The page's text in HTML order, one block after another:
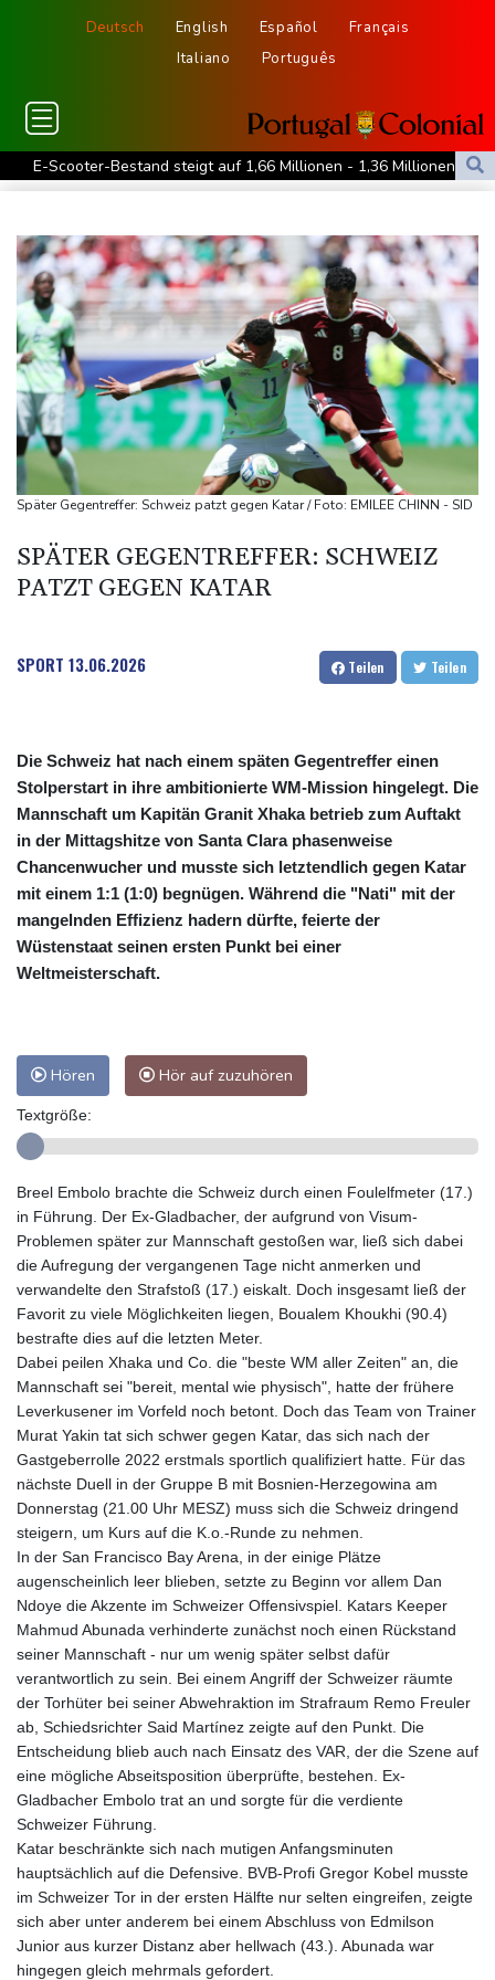
Deutsch English Español
Français
Italiano
Português
E-Scooter-Bestand steigt auf 1,66 Millionen - 1,36 Millionen in
Privatbesitz
Grünen-Politiker Janosch Dahmen fordert nationalen
Hitzeschutzplan
Erneut Waldbrand nahe Athen ausgebrochen - Dutzende
Feuerwehrleute im Einsatz
Niedrigwasser: Handelsverband fordert dauerhafte Zulassung
von Lang-Lkw
Frontalzusammenstoß in Mecklenburg-Vorpommern: Zwei Tote
und drei Schwerverletzte
2025 verunglückte alle 18 Minuten ein Kind im Straßenverkehr -
mehr Todesfälle
Auto gerät in Gegenverkehr: Drei Frauen sterben bei
Verkehrsunfall in Bayern
Westeuropa erlebt heißesten Juni und Juli seit Beginn der
Später Gegentreffer: Schweiz patzt gegen Katar / Foto: EMILEE CHINN - SID
SPÄTER GEGENTREFFER: SCHWEIZ
PATZT GEGEN KATAR
SPORT 13.06.2026 Teilen Teilen
Die Schweiz hat nach einem späten Gegentreffer einen
Stolperstart in ihre ambitionierte WM-Mission hingelegt. Die
Mannschaft um Kapitän Granit Xhaka betrieb zum Auftakt
in der Mittagshitze von Santa Clara phasenweise
Chancenwucher und musste sich letztendlich gegen Katar
mit einem 1:1 (1:0) begnügen. Während die "Nati" mit der
mangelnden Effizienz hadern dürfte, feierte der
Wüstenstaat seinen ersten Punkt bei einer
Weltmeisterschaft.
Hören Hör auf zuzuhören
Textgröße:
Breel Embolo brachte die Schweiz durch einen Foulelfmeter (17.)
in Führung. Der Ex-Gladbacher, der aufgrund von Visum-
Problemen später zur Mannschaft gestoßen war, ließ sich dabei
die Aufregung der vergangenen Tage nicht anmerken und
verwandelte den Strafstoß (17.) eiskalt. Doch insgesamt ließ der
Favorit zu viele Möglichkeiten liegen, Boualem Khoukhi (90.4)
bestrafte dies auf die letzten Meter.
Dabei peilen Xhaka und Co. die "beste WM aller Zeiten" an, die
Mannschaft sei "bereit, mental wie physisch", hatte der frühere
Leverkusener im Vorfeld noch betont. Doch das Team von Trainer
Murat Yakin tat sich schwer gegen Katar, das sich nach der
Gastgeberrolle 2022 erstmals sportlich qualifiziert hatte. Für das
nächste Duell in der Gruppe B mit Bosnien-Herzegowina am
Donnerstag (21.00 Uhr MESZ) muss sich die Schweiz dringend
steigern, um Kurs auf die K.o.-Runde zu nehmen.
In der San Francisco Bay Arena, in der einige Plätze
augenscheinlich leer blieben, setzte zu Beginn vor allem Dan
Ndoye die Akzente im Schweizer Offensivspiel. Katars Keeper
Mahmud Abunada verhinderte zunächst noch einen Rückstand
seiner Mannschaft - nur um wenig später selbst dafür
verantwortlich zu sein. Bei einem Angriff der Schweizer räumte
der Torhüter bei seiner Abwehraktion im Strafraum Remo Freuler
ab, Schiedsrichter Said Martínez zeigte auf den Punkt. Die
Entscheidung blieb auch nach Einsatz des VAR, der die Szene auf
eine mögliche Abseitsposition überprüfte, bestehen. Ex-
Gladbacher Embolo trat an und sorgte für die verdiente
Schweizer Führung.
Katar beschränkte sich nach mutigen Anfangsminuten
hauptsächlich auf die Defensive. BVB-Profi Gregor Kobel musste
im Schweizer Tor in der ersten Hälfte nur selten eingreifen, zeigte
sich aber unter anderem bei einem Abschluss von Edmilson
Junior aus kurzer Distanz aber hellwach (43.). Abunada war
hingegen gleich mehrmals gefordert.